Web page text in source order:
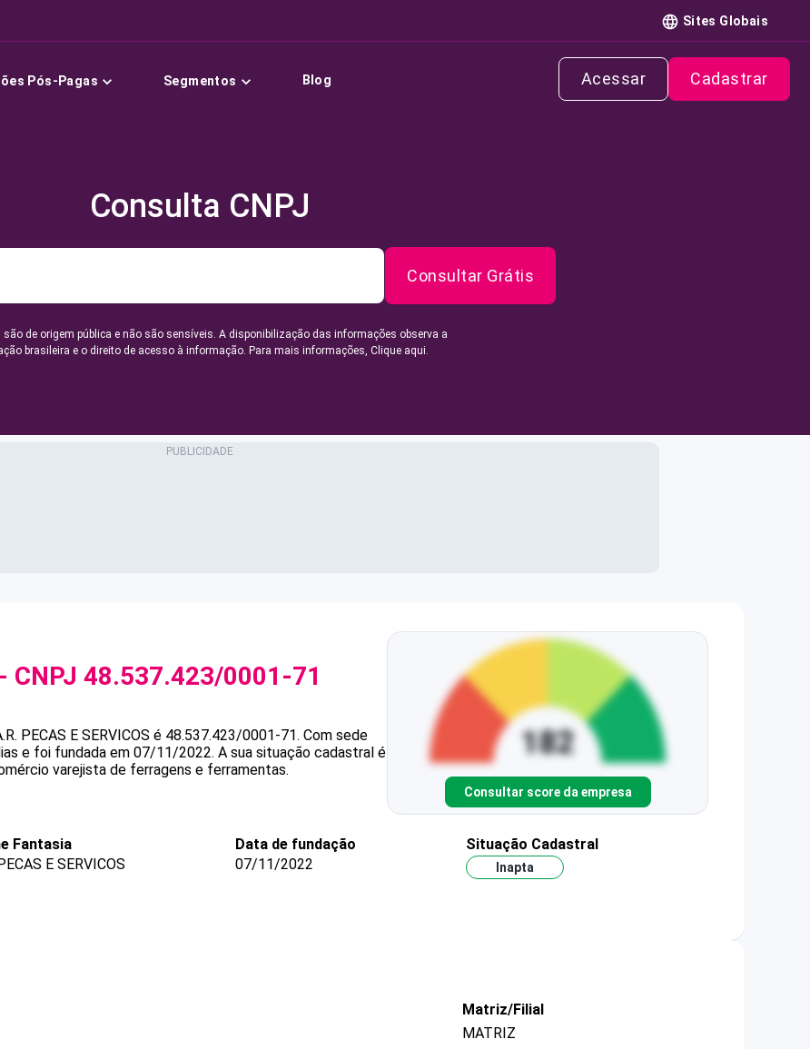
Sites Globais
Pós-Pagas Segmentos Blog Acessar Cadastrar
Consulta CNPJ
Consultar Grátis
de origem pública e não são sensíveis. A disponibilização das informações observa a
brasileira e o direito de acesso à informação. Para mais informações, Clique aqui.
- CNPJ 48.537.423/0001-71
PECAS E SERVICOS é 48.537.423/0001-71. Com sede
e foi fundada em 07/11/2022. A sua situação cadastral é
varejista de ferragens e ferramentas.
Consultar score da empresa
Fantasia
E SERVICOS
Data de fundação
07/11/2022
Situação Cadastral
Inapta
Matriz/Filial
MATRIZ